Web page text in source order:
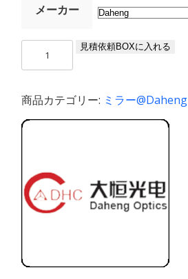
メーカー
ア
ル
ゴ
オ
ン
レ
ミ
見積依頼BOXに入れる
商品カテゴリー: ミラー@Daheng